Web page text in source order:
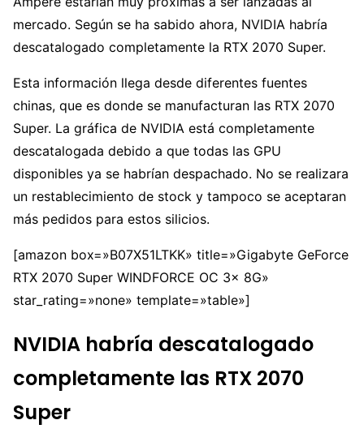
mercado. Según se ha sabido ahora, NVIDIA habría
descatalogado completamente la RTX 2070 Super.
Esta información llega desde diferentes fuentes
chinas, que es donde se manufacturan las RTX 2070
Super. La gráfica de NVIDIA está completamente
descatalogada debido a que todas las GPU
disponibles ya se habrían despachado. No se realizara
un restablecimiento de stock y tampoco se aceptaran
más pedidos para estos silicios.
[amazon box=»B07X51LTKK» title=»Gigabyte GeForce
RTX 2070 Super WINDFORCE OC 3x 8G»
star_rating=»none» template=»table»]
NVIDIA habría descatalogado
completamente las RTX 2070
Super